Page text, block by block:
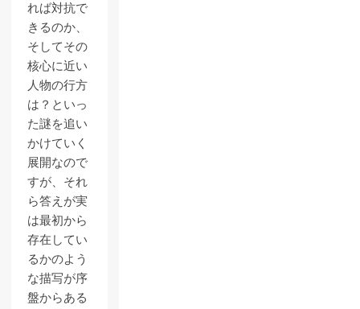
れば対抗で
きるのか、
そしてその
核心に近い
人物の行方
は？といっ
た謎を追い
かけていく
展開なので
すが、それ
ら答えが実
は最初から
存在してい
るかのよう
な描写が序
盤からある